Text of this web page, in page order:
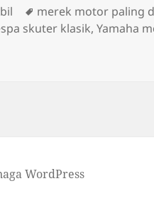
Tag
merek motor paling
skuter klasik,Yamaha
Ini Dia Merek Motor
WordPress